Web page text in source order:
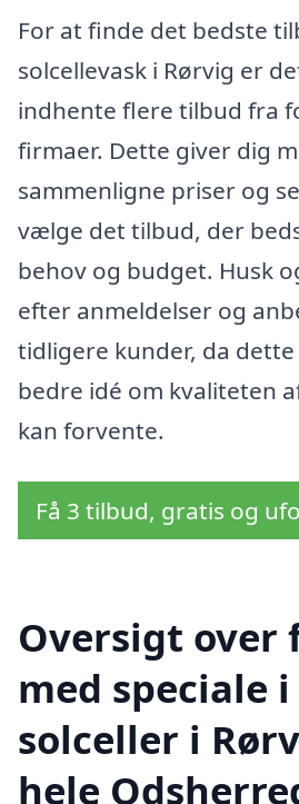
For at finde det bedste
solcellevask i Rørvig er
indhente flere tilbud fra
firmaer. Dette giver dig
sammenligne priser og
vælge det tilbud, der
behov og budget. Husk
efter anmeldelser og
tidligere kunder, da
bedre idé om kvaliteten
kan forvente.
Få 3 tilbud, gratis og
Oversigt over
med speciale
solceller i
hele